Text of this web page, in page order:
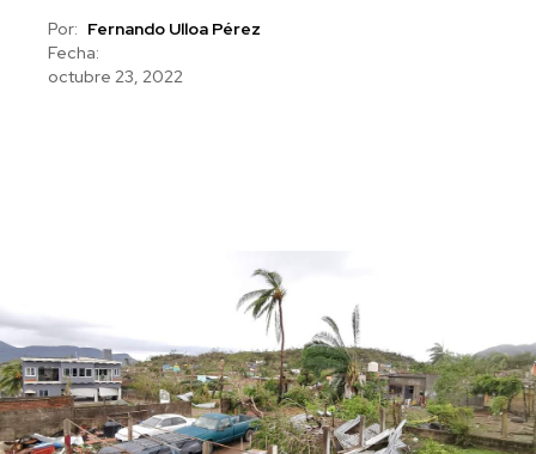
Por: Fernando Ulloa Pérez
Fecha:
octubre 23, 2022